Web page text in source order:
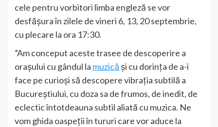
cele pentru vorbitori limba engleză se vor
desfășura în zilele de vineri 6, 13, 20 septembrie,
cu plecare la ora 17:30.
”Am conceput aceste trasee de descoperire a
orașului cu gândul la muzică și cu dorința de a-i
face pe curioși să descopere vibrația subtilă a
Bucureștiului, cu doza sa de frumos, de inedit, de
eclectic întotdeauna subtil aliată cu muzica. Ne
vom ghida oaspeții în tururi care vor aduce la